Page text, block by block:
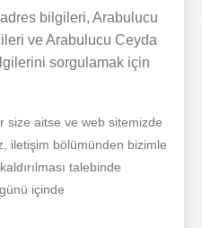
bilgileri, Arabulucu
ve Arabulucu Ceyda
sorgulamak için
size aitse ve web sitemizde
iletişim bölümünden bizimle
talebinde
içinde